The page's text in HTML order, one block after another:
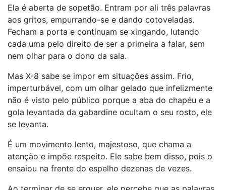
Ela é aberta de sopetão. Entram por ali três palavras
aos gritos, empurrando-se e dando cotoveladas.
Fecham a porta e continuam se xingando, lutando
cada uma pelo direito de ser a primeira a falar, sem
nem olhar para o dono da sala.
Mas X-8 sabe se impor em situações assim. Frio,
imperturbável, com um olhar gelado que infelizmente
não é visto pelo público porque a aba do chapéu e a
gola levantada da gabardine ocultam o seu rosto, ele
se levanta.
É um movimento lento, majestoso, que chama a
atenção e impõe respeito. Ele sabe bem disso, pois o
ensaiou na frente do espelho dezenas de vezes.